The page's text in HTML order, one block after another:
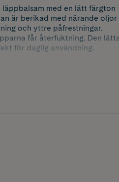
med en lätt färgton
är berikad med närande oljor
och yttre påfrestningar.
får återfuktning. Den
för daglig användning.